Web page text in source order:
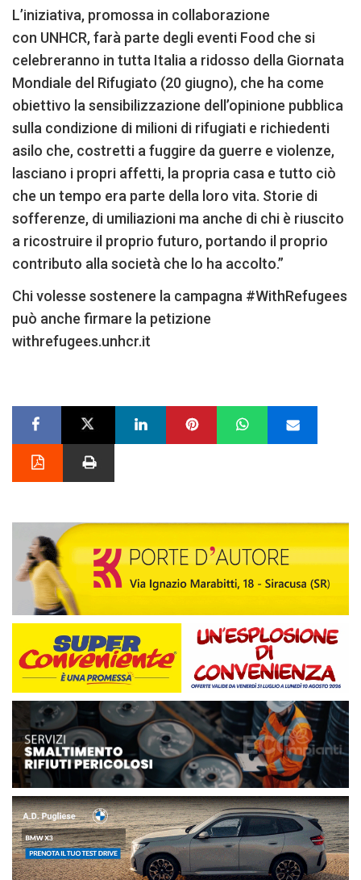
L’iniziativa, promossa in collaborazione
con UNHCR, farà parte degli eventi Food che si
celebreranno in tutta Italia a ridosso della Giornata
Mondiale del Rifugiato (20 giugno), che ha come
obiettivo la sensibilizzazione dell’opinione pubblica
sulla condizione di milioni di rifugiati e richiedenti
asilo che, costretti a fuggire da guerre e violenze,
lasciano i propri affetti, la propria casa e tutto ciò
che un tempo era parte della loro vita. Storie di
sofferenze, di umiliazioni ma anche di chi è riuscito
a ricostruire il proprio futuro, portando il proprio
contributo alla società che lo ha accolto.”
Chi volesse sostenere la campagna #WithRefugees
può anche firmare la petizione
withrefugees.unhcr.it